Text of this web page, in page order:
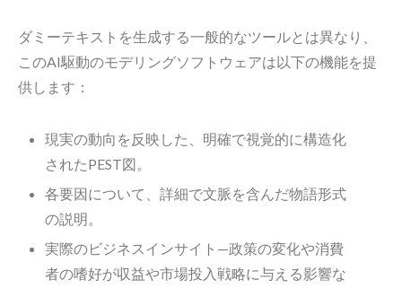
ダミーテキストを生成する一般的なツールとは異なり、
このAI駆動のモデリングソフトウェアは以下の機能を提
供します：
現実の動向を反映した、明確で視覚的に構造化
されたPEST図。
各要因について、詳細で文脈を含んだ物語形式
の説明。
実際のビジネスインサイト—政策の変化や消費
者の嗜好が収益や市場投入戦略に与える影響な